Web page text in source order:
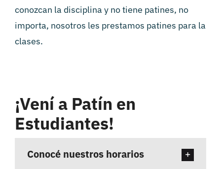
conozcan la disciplina y no tiene patines, no
importa, nosotros les prestamos patines para la
clases.
¡Vení a Patín en
Estudiantes!
Conocé nuestros horarios